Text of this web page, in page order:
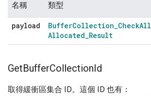
名稱 類型
payload BufferCollection_CheckAll
Allocated_Result
GetBufferCollectionId
取得緩衝區集合 ID。這個 ID 也有：